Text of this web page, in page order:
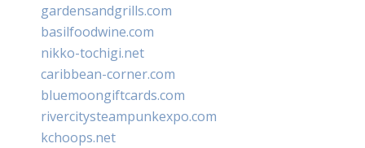
gardensandgrills.com
basilfoodwine.com
nikko-tochigi.net
caribbean-corner.com
bluemoongiftcards.com
rivercitysteampunkexpo.com
kchoops.net